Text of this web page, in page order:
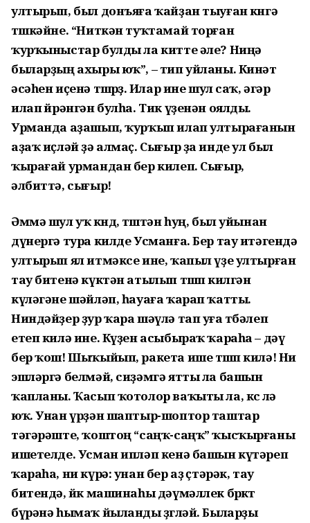
ултырып, был донъяға ҡайҙан тыуған көнгә
төшкәйне. “Ниткән туҡтамай торған
ҡурҡыныстар булды ла китте әле? Ниңә
быларҙың ахыры юҡ”, – тип уйланы. Кинәт
әсәһен иҫенә төшөрҙө. Илар ине шул саҡ, әгәр
илап өйрәнгән булһа. Тик үҙенән оялды.
Урманда аҙашып, ҡурҡып илап ултырағанын
аҙаҡ иҫләй ҙә алмаҫ. Сығыр ҙа инде ул был
ҡырағай урмандан бер килеп. Сығыр,
әлбиттә, сығыр!
Әммә шул уҡ көндө, төштән һуң, был уйынан
дүнергә тура килде Усманға. Бер тау итәгендә
ултырып ял итмәксе ине, ҡапыл үҙе ултырған
тау битенә күктән атылып төшөп килгән
күләгәне шәйләп, һауаға ҡарап ҡатты.
Ниндәйҙер ҙур ҡара шәүлә тап уға төбәлеп
етеп килә ине. Күҙен асыбыраҡ ҡараһа – дәү
бер ҡош! Шыҡыйып, ракета ише төшөп килә! Ни
эшләргә белмәй, сиҙәмгә ятты ла башын
ҡапланы. Ҡасып ҡотолор ваҡыты ла, көсө лә
юҡ. Унан үрҙән шаптыр-шоптор таштар
тәгәрәште, ҡоштоң “саңҡ-саңҡ” ҡысҡырғаны
ишетелде. Усман ипләп кенә башын күтәреп
ҡараһа, ни күрә: унан бер аҙ өҫтәрәк, тау
битендә, йөк машинаһы дәүмәллек бөркөт
бүрәнә һымаҡ йыланды өҙгөләй. Быларҙы